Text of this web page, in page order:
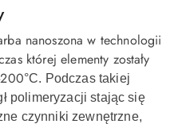
nanoszona w technologii
której elementy zostały
°C. Podczas takiej
polimeryzacji stając się
czynniki zewnętrzne,